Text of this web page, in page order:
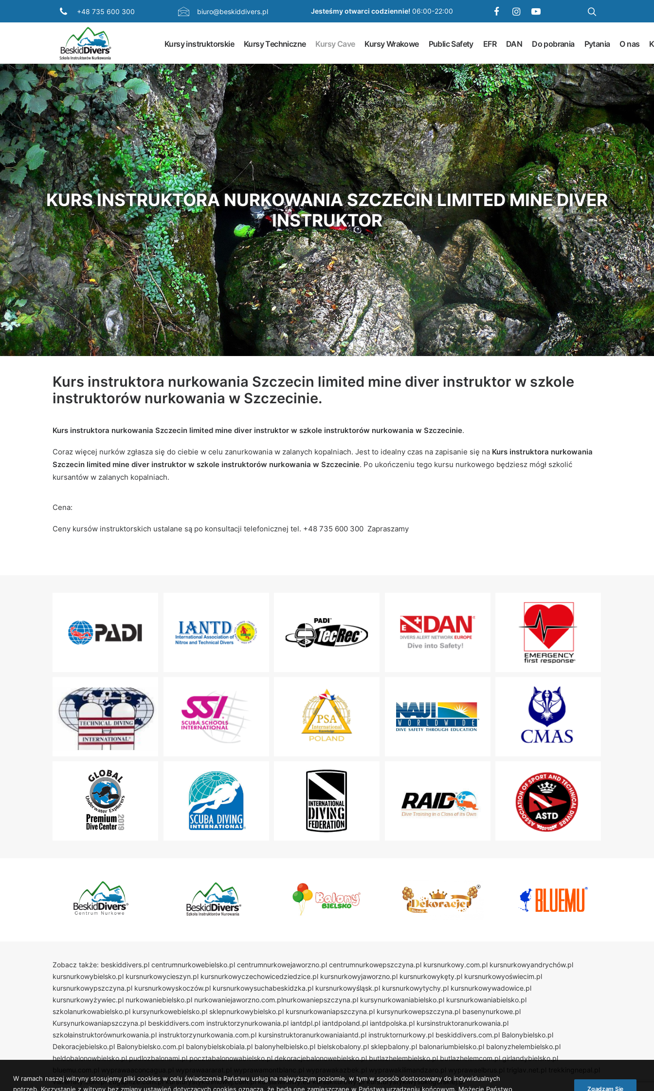
+48 735 600 300 biuro@beskiddivers.pl Jesteśmy otwarci codziennie! 06:00-22:00
Kursy instruktorskie Kursy Techniczne Kursy Cave Kursy Wrakowe Public Safety EFR DAN Do pobrania Pytania O nas
KURS INSTRUKTORA NURKOWANIA SZCZECIN LIMITED MINE DIVER
INSTRUKTOR
Kurs instruktora nurkowania Szczecin limited mine diver instruktor w szkole
instruktorów nurkowania w Szczecinie.
Kurs instruktora nurkowania Szczecin limited mine diver instruktor w szkole instruktorów nurkowania w Szczecinie.
Coraz więcej nurków zgłasza się do ciebie w celu zanurkowania w zalanych kopalniach. Jest to idealny czas na zapisanie się na Kurs instruktora nurkowania
Szczecin limited mine diver instruktor w szkole instruktorów nurkowania w Szczecinie. Po ukończeniu tego kursu nurkowego będziesz mógł szkolić
kursantów w zalanych kopalniach.
Cena:
Ceny kursów instruktorskich ustalane są po konsultacji telefonicznej tel. +48 735 600 300 Zapraszamy
Zobacz także: beskiddivers.pl centrumnurkowebielsko.pl centrumnurkowejaworzno.pl centrumnurkowepszczyna.pl kursnurkowy.com.pl kursnurkowyandrychów.pl
kursnurkowybielsko.pl kursnurkowycieszyn.pl kursnurkowyczechowicedziedzice.pl kursnurkowyjaworzno.pl kursnurkowykęty.pl kursnurkowyoświecim.pl
kursnurkowypszczyna.pl kursnurkowyskoczów.pl kursnurkowysuchabeskidzka.pl kursnurkowyśląsk.pl kursnurkowytychy.pl kursnurkowywadowice.pl
kursnurkowyżywiec.pl nurkowaniebielsko.pl nurkowaniejaworzno.com.plnurkowaniepszczyna.pl kursynurkowaniabielsko.pl kursnurkowaniabielsko.pl
szkolanurkowabielsko.pl kursynurkowebielsko.pl sklepnurkowybielsko.pl kursnurkowaniapszczyna.pl kursynurkowepszczyna.pl basenynurkowe.pl
Kursynurkowaniapszczyna.pl beskiddivers.com instruktorzynurkowania.pl iantdpl.pl iantdpoland.pl iantdpolska.pl kursinstruktoranurkowania.pl
szkołainstruktorównurkowania.pl instruktorzynurkowania.com.pl kursinstruktoranurkowaniaiantd.pl instruktornurkowy.pl beskiddivers.com.pl Balonybielsko.pl
Dekoracjebielsko.pl Balonybielsko.com.pl balonybielskobiala.pl balonyhelbielsko.pl bielskobalony.pl sklepbalony.pl balonariumbielsko.pl balonyzhelembielsko.pl
heldobalonowbielsko.pl pudlozbalonami.pl pocztabalonowabielsko.pl dekoracjebalonowebielsko.pl butlazhelembielsko.pl butlazhelemcom.pl girlandybielsko.pl
viaferraty.com.pl zugspitze.com.pl kursturystykizimowej.com.pl kurslawinowy.eu kursskiturowy.pl kursturystykiwysokogorskiej.pl
W ramach naszej witryny stosujemy pliki cookies w celu świadczenia Państwu usług na najwyższym poziomie, w tym w sposób dostosowany do indywidualnych
potrzeb. Korzystanie z witryny bez zmiany ustawień dotyczących cookies oznacza, że będą one zamieszczane w Państwa urządzeniu końcowym. Możecie Państwo
Zgadzam Się